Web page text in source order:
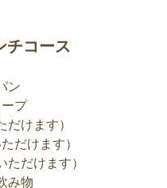
コース
ン
プ
けます）
だけます）
だけます）
み物